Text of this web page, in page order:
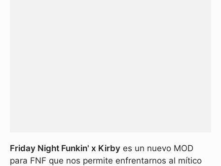
Friday Night Funkin' x Kirby es un nuevo MOD
para FNF que nos permite enfrentarnos al mítico